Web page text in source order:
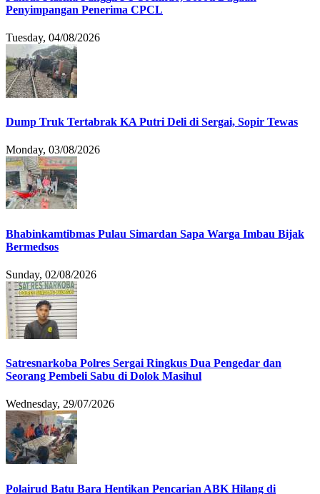
Penyimpangan Penerima CPCL
Tuesday, 04/08/2026
Dump Truk Tertabrak KA Putri Deli di Sergai, Sopir Tewas
Monday, 03/08/2026
Bhabinkamtibmas Pulau Simardan Sapa Warga Imbau Bijak
Bermedsos
Sunday, 02/08/2026
Satresnarkoba Polres Sergai Ringkus Dua Pengedar dan
Seorang Pembeli Sabu di Dolok Masihul
Wednesday, 29/07/2026
Polairud Batu Bara Hentikan Pencarian ABK Hilang di